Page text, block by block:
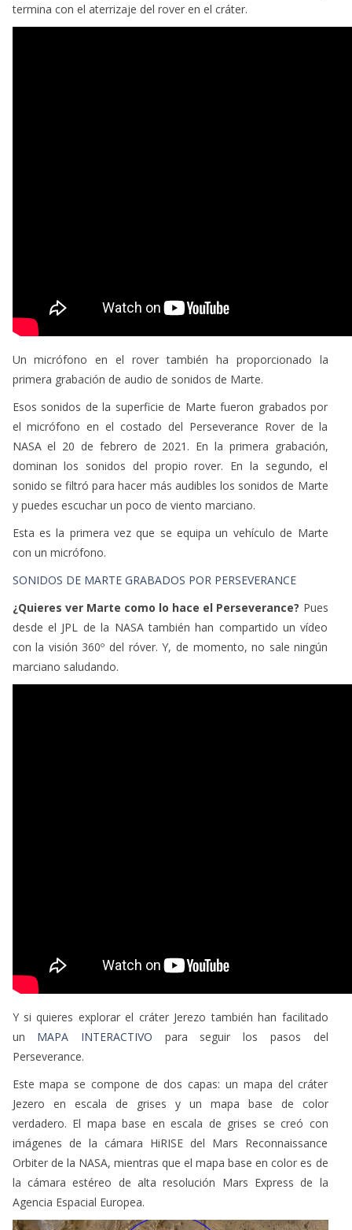
termina con el aterrizaje del rover en el cráter.
Un micrófono en el rover también ha proporcionado la
primera grabación de audio de sonidos de Marte.
Esos sonidos de la superficie de Marte fueron grabados por
el micrófono en el costado del Perseverance Rover de la
NASA el 20 de febrero de 2021. En la primera grabación,
dominan los sonidos del propio rover. En la segundo, el
sonido se filtró para hacer más audibles los sonidos de Marte
y puedes escuchar un poco de viento marciano.
Esta es la primera vez que se equipa un vehículo de Marte
con un micrófono.
SONIDOS DE MARTE GRABADOS POR PERSEVERANCE
¿Quieres ver Marte como lo hace el Perseverance? Pues
desde el JPL de la NASA también han compartido un vídeo
con la visión 360º del róver. Y, de momento, no sale ningún
marciano saludando.
Y si quieres explorar el cráter Jerezo también han facilitado
un MAPA INTERACTIVO para seguir los pasos del
Perseverance.
Este mapa se compone de dos capas: un mapa del cráter
Jezero en escala de grises y un mapa base de color
verdadero. El mapa base en escala de grises se creó con
imágenes de la cámara HiRISE del Mars Reconnaissance
Orbiter de la NASA, mientras que el mapa base en color es de
la cámara estéreo de alta resolución Mars Express de la
Agencia Espacial Europea.